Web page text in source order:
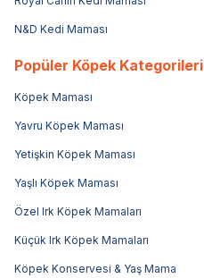
N&D Kedi Maması
Popüler Köpek Kategorileri
Köpek Maması
Yavru Köpek Maması
Yetişkin Köpek Maması
Yaşlı Köpek Maması
Özel Irk Köpek Mamaları
Küçük Irk Köpek Mamaları
Köpek Konservesi & Yaş Mama